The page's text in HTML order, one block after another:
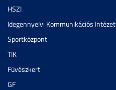
HSZI
Idegennyelvi Kommunikációs Intézet
Sportközpont
TIK
Füvészkert
GF